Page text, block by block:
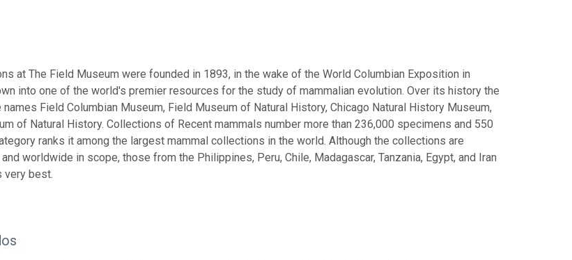
at The Field Museum were founded in 1893, in the wake of the World Columbian Exposition in
into one of the world's premier resources for the study of mammalian evolution. Over its history the
Field Columbian Museum, Field Museum of Natural History, Chicago Natural History Museum,
of Natural History. Collections of Recent mammals number more than 236,000 specimens and 550
ranks it among the largest mammal collections in the world. Although the collections are
worldwide in scope, those from the Philippines, Peru, Chile, Madagascar, Tanzania, Egypt, and Iran
very best.